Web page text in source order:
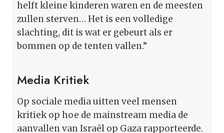
helft kleine kinderen waren en de meesten
zullen sterven… Het is een volledige
slachting, dit is wat er gebeurt als er
bommen op de tenten vallen.”
Media Kritiek
Op sociale media uitten veel mensen
kritiek op hoe de mainstream media de
aanvallen van Israël op Gaza rapporteerde.